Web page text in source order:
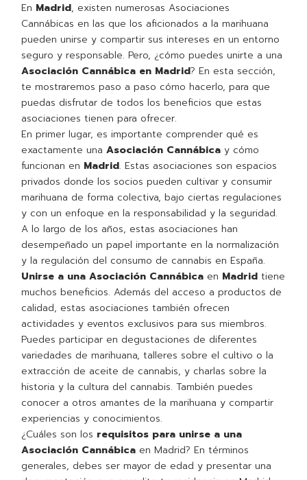
En Madrid, existen numerosas Asociaciones
Cannábicas en las que los aficionados a la marihuana
pueden unirse y compartir sus intereses en un entorno
seguro y responsable. Pero, ¿cómo puedes unirte a una
Asociación Cannábica en Madrid? En esta sección,
te mostraremos paso a paso cómo hacerlo, para que
puedas disfrutar de todos los beneficios que estas
asociaciones tienen para ofrecer.
En primer lugar, es importante comprender qué es
exactamente unaAsociación Cannábica y cómo
funcionan en Madrid. Estas asociaciones son espacios
privados donde los socios pueden cultivar y consumir
marihuana de forma colectiva, bajo ciertas regulaciones
y con un enfoque en la responsabilidad y la seguridad.
A lo largo de los años, estas asociaciones han
desempeñado un papel importante en la normalización
y la regulación del consumo de cannabis en España.
Unirse a una Asociación Cannábica en Madrid tiene
muchos beneficios. Además del acceso a productos de
calidad, estas asociaciones también ofrecen
actividades y eventos exclusivos para sus miembros.
Puedes participar en degustaciones de diferentes
variedades de marihuana, talleres sobre el cultivo o la
extracción de aceite de cannabis, y charlas sobre la
historia y la cultura del cannabis. También puedes
conocer a otros amantes de la marihuana y compartir
experiencias y conocimientos.
¿Cuáles son los requisitos para unirse a una
Asociación Cannábica en Madrid? En términos
generales, debes ser mayor de edad y presentar una